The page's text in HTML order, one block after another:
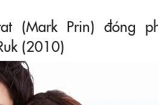
(Mark Prin) đóng
(2010)